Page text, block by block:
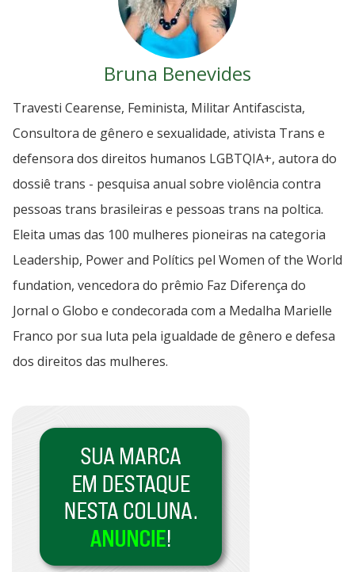
Bruna Benevides
Travesti Cearense, Feminista, Militar Antifascista,
Consultora de gênero e sexualidade, ativista Trans e
defensora dos direitos humanos LGBTQIA+, autora do
dossiê trans - pesquisa anual sobre violência contra
pessoas trans brasileiras e pessoas trans na poltica.
Eleita umas das 100 mulheres pioneiras na categoria
Leadership, Power and Polítics pel Women of the World
fundation, vencedora do prêmio Faz Diferença do
Jornal o Globo e condecorada com a Medalha Marielle
Franco por sua luta pela igualdade de gênero e defesa
dos direitos das mulheres.